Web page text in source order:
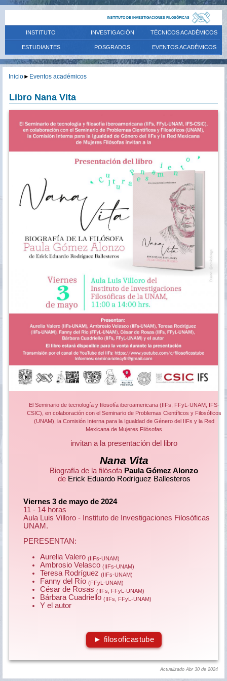
INSTITUTO DE INVESTIGACIONES FILOSÓFICAS
INSTITUTO INVESTIGACIÓN TÉCNICOS ACADÉMICOS
ESTUDIANTES POSGRADOS EVENTOS ACADÉMICOS
Inicio► Eventos académicos
Libro Nana Vita
El Seminario de tecnología y filosofía iberoamericana (IIFs, FFyL-UNAM, IFS-
CSIC), en colaboración con el Seminario de Problemas Científicos y Filosóficos
(UNAM), la Comisión Interna para la Igualdad de Género del IIFs y la Red
Mexicana de Mujeres Filósofas
invitan a la presentación del libro
Nana Vita
Biografía de la filósofa Paula Gómez Alonzo
de Erick Eduardo Rodríguez Ballesteros
Viernes 3 de mayo de 2024
11 - 14 horas
Aula Luis Villoro - Instituto de Investigaciones Filosóficas
UNAM.
PERESENTAN:
Aurelia Valero (IIFs-UNAM)
Ambrosio Velasco (IIFs-UNAM)
Teresa Rodríguez (IIFs-UNAM)
Fanny del Río (FFyL-UNAM)
César de Rosas (IIFs, FFyL-UNAM)
Bárbara Cuadriello (IIFs, FFyL-UNAM)
Y el autor
► filosoficastube
Actualizado Abr 30 de 2024